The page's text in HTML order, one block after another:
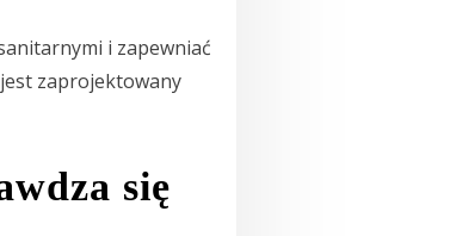
i zapewniać
zaprojektowany
się